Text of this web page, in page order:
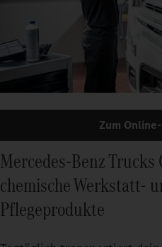
Zum
Mercedes‑Benz
chemische Werkstatt‑
Pflegeprodukte